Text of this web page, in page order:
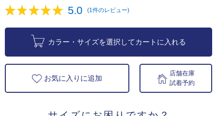
5.0 (1件のレビュー)
カラー・サイズを選択してカートに入れる
お気に入りに追加
店舗在庫
試着予約